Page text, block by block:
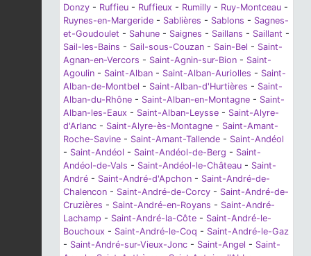
Donzy - Ruffieu - Ruffieux - Rumilly - Ruy-Montceau -
Ruynes-en-Margeride - Sablières - Sablons - Sagnes-
et-Goudoulet - Sahune - Saignes - Saillans - Saillant -
Sail-les-Bains - Sail-sous-Couzan - Sain-Bel - Saint-
Agnan-en-Vercors - Saint-Agnin-sur-Bion - Saint-
Agoulin - Saint-Alban - Saint-Alban-Auriolles - Saint-
Alban-de-Montbel - Saint-Alban-d'Hurtières - Saint-
Alban-du-Rhône - Saint-Alban-en-Montagne - Saint-
Alban-les-Eaux - Saint-Alban-Leysse - Saint-Alyre-
d'Arlanc - Saint-Alyre-ès-Montagne - Saint-Amant-
Roche-Savine - Saint-Amant-Tallende - Saint-Andéol
- Saint-Andéol - Saint-Andéol-de-Berg - Saint-
Andéol-de-Vals - Saint-Andéol-le-Château - Saint-
André - Saint-André-d'Apchon - Saint-André-de-
Chalencon - Saint-André-de-Corcy - Saint-André-de-
Cruzières - Saint-André-en-Royans - Saint-André-
Lachamp - Saint-André-la-Côte - Saint-André-le-
Bouchoux - Saint-André-le-Coq - Saint-André-le-Gaz
- Saint-André-sur-Vieux-Jonc - Saint-Angel - Saint-